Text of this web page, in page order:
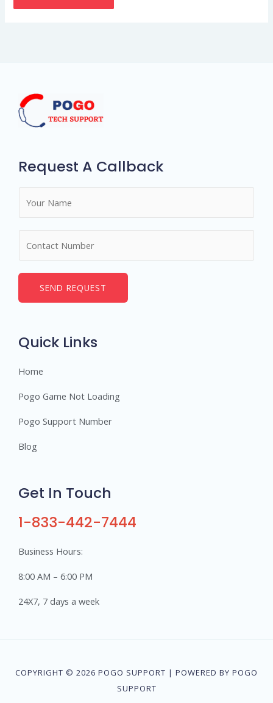
Request A Callback
*
e
SEND REQUEST
Quick Links
Home
Pogo Game Not Loading
Pogo Support Number
Blog
Get In Touch
1-833-442-7444
Business Hours:
8:00 AM – 6:00 PM
24X7, 7 days a week
COPYRIGHT © 2026 POGO SUPPORT | POWERED BY POGO
SUPPORT